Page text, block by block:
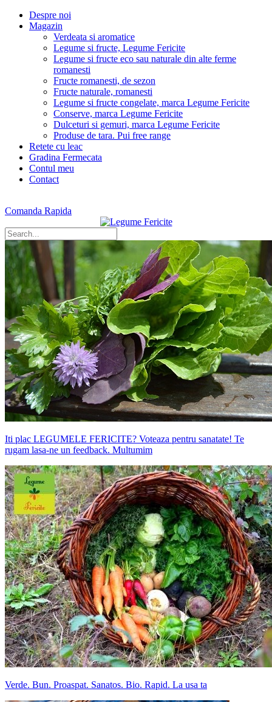
Despre noi
Magazin
Verdeata si aromatice
Legume si fructe, Legume Fericite
Legume si fructe eco sau naturale din alte ferme
romanesti
Fructe romanesti, de sezon
Fructe naturale, romanesti
Legume si fructe congelate, marca Legume Fericite
Conserve, marca Legume Fericite
Dulceturi si gemuri, marca Legume Fericite
Produse de tara. Pui free range
Retete cu leac
Gradina Fermecata
Contul meu
Contact
Comanda Rapida
Iti plac LEGUMELE FERICITE? Voteaza pentru sanatate! Te
rugam lasa-ne un feedback. Multumim
Verde. Bun. Proaspat. Sanatos. Bio. Rapid. La usa ta